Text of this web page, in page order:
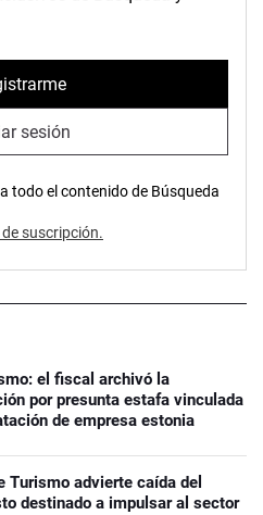
sesión
todo el contenido de Búsqueda
suscripción.
el fiscal archivó la
por presunta estafa vinculada
de empresa estonia
Turismo advierte caída del
destinado a impulsar al sector